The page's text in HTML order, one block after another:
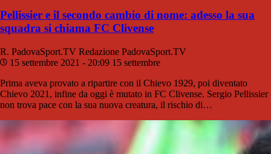
Pellissier e il secondo cambio di nome: adesso la sua
squadra si chiama FC Clivense
R. PadovaSport.TV Redazione PadovaSport.TV
15 settembre 2021 - 20:09 15 settembre
Prima aveva provato a ripartire con il Chievo 1929, poi diventato
Chievo 2021, infine da oggi è mutato in FC Clivense. Sergio Pellissier
non trova pace con la sua nuova creatura, il rischio di…